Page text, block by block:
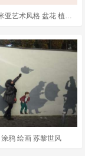
龟背竹 波西米亚艺术风格 盆花 植物学 室内植物 绘画 波西米亚艺术
鸦 绘画 苏黎世风